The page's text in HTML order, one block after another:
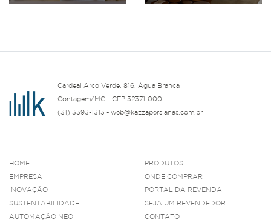
Cardeal Arco Verde, 816, Água Branca
Contagem/MG - CEP 32371-000
(31) 3393-1313 - web@kazzapersianas.com.br
HOME
EMPRESA
INOVAÇÃO
SUSTENTABILIDADE
AUTOMAÇÃO NEO
PRODUTOS
ONDE COMPRAR
PORTAL DA REVENDA
SEJA UM REVENDEDOR
CONTATO